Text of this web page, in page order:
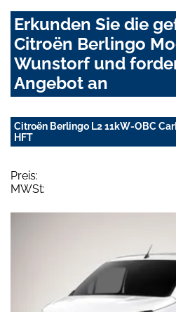
Erkunden Sie die
Citroën Berlingo
Wunstorf und
Angebot an
Citroën Berlingo L2 11kW-OBC
HFT
Preis:
MWSt: